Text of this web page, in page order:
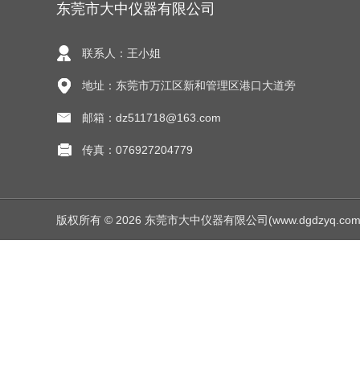
东莞市大中仪器有限公司
联系人：王小姐
地址：东莞市万江区新和管理区港口大道旁
邮箱：dz511718@163.com
传真：076927204779
版权所有 © 2026 东莞市大中仪器有限公司